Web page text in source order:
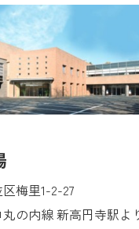
梅里1-2-27
の内線 新高円寺駅よ